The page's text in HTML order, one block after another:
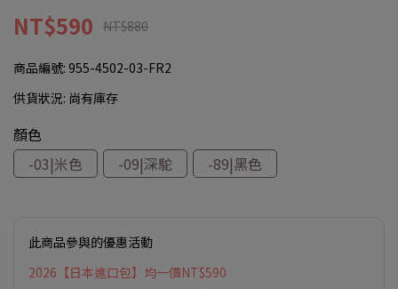
NT$590 NT$880
商品編號: 955-4502-03-FR2
供貨狀況: 尚有庫存
顏色
-03|米色
-09|深駝 -89|黑色
此商品參與的優惠活動
2026【日本進口包】均一價NT$590